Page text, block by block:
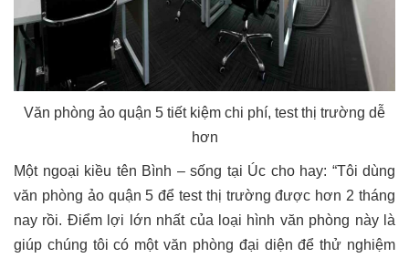
Văn phòng ảo quận 5 tiết kiệm chi phí, test thị trường dễ
hơn
Một ngoại kiều tên Bình – sống tại Úc cho hay: “Tôi dùng
văn phòng ảo quận 5 để test thị trường được hơn 2 tháng
nay rồi. Điểm lợi lớn nhất của loại hình văn phòng này là
giúp chúng tôi có một văn phòng đại diện để thử nghiệm